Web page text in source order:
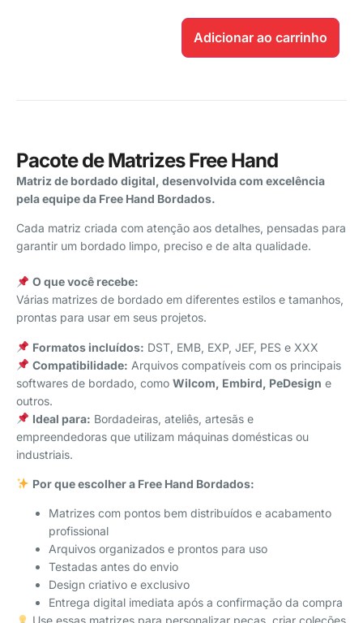
Adicionar ao carrinho
Pacote de Matrizes Free Hand
Matriz de bordado digital, desenvolvida com excelência
pela equipe da Free Hand Bordados.
Cada matriz criada com atenção aos detalhes, pensadas para
garantir um bordado limpo, preciso e de alta qualidade.
O que você recebe:
Várias matrizes de bordado em diferentes estilos e tamanhos,
prontas para usar em seus projetos.
Formatos incluídos: DST, EMB, EXP, JEF, PES e XXX
Compatibilidade: Arquivos compatíveis com os principais
softwares de bordado, como Wilcom, Embird, PeDesign e
outros.
Ideal para: Bordadeiras, ateliês, artesãs e
empreendedoras que utilizam máquinas domésticas ou
industriais.
Por que escolher a Free Hand Bordados:
Matrizes com pontos bem distribuídos e acabamento
profissional
Arquivos organizados e prontos para uso
Testadas antes do envio
Design criativo e exclusivo
Entrega digital imediata após a confirmação da compra